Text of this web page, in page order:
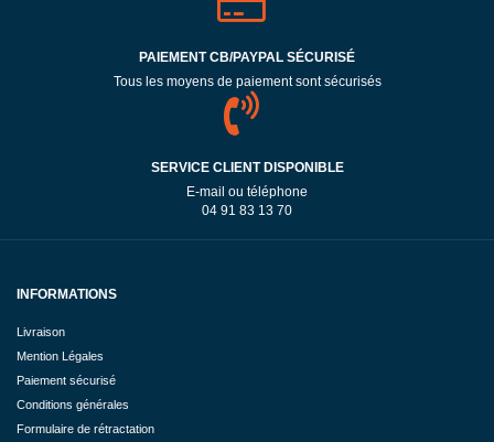
PAIEMENT CB/PAYPAL SÉCURISÉ
Tous les moyens de paiement sont sécurisés
SERVICE CLIENT DISPONIBLE
E-mail ou téléphone
04 91 83 13 70
INFORMATIONS
Livraison
Mention Légales
Paiement sécurisé
Conditions générales
Formulaire de rétractation